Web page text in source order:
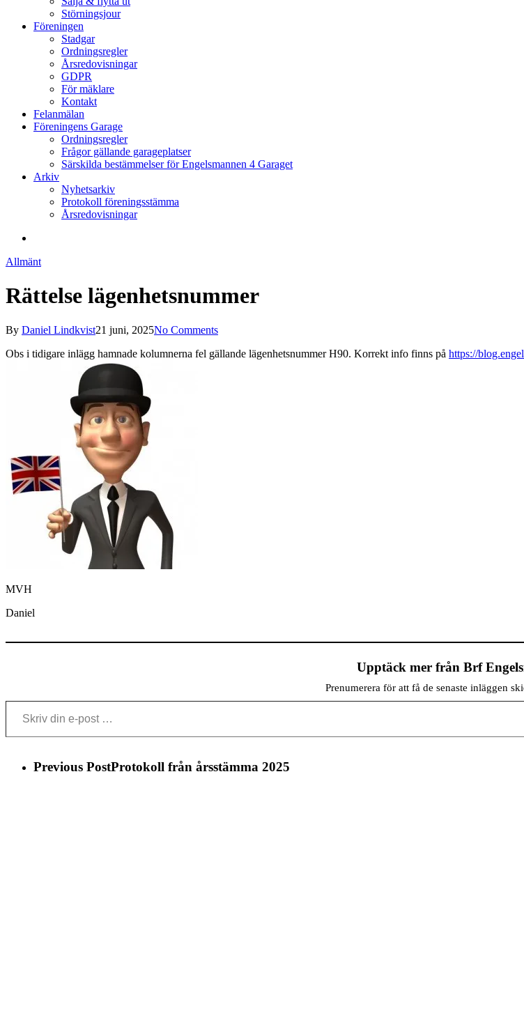
Störningsjour
Föreningen
Stadgar
Ordningsregler
Årsredovisningar
GDPR
För mäklare
Kontakt
Felanmälan
Föreningens Garage
Ordningsregler
Frågor gällande garageplatser
Särskilda bestämmelser för Engelsmannen 4 Garaget
Arkiv
Nyhetsarkiv
Protokoll föreningsstämma
Årsredovisningar
Allmänt
Rättelse lägenhetsnummer
By Daniel Lindkvist21 juni, 2025No Comments
Obs i tidigare inlägg hamnade kolumnerna fel gällande lägenhetsnummer H90. Korrekt info finns på https://
MVH
Daniel
Upptäck mer från Brf
Prenumerera för att få de senaste inläggen
Skriv din e-post …
Previous PostProtokoll från årsstämma 2025